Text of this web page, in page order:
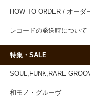
HOW TO ORDER / オーダ
レコードの発送時について
特集・SALE
SOUL,FUNK,RARE
和モノ・グルーヴ